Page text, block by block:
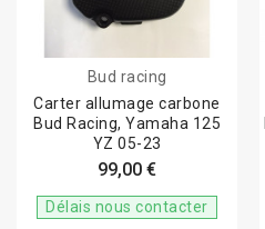
Bud racing
Carter allumage carbone
Bud Racing, Yamaha 125
YZ 05-23
99,00 €
Délais nous contacter